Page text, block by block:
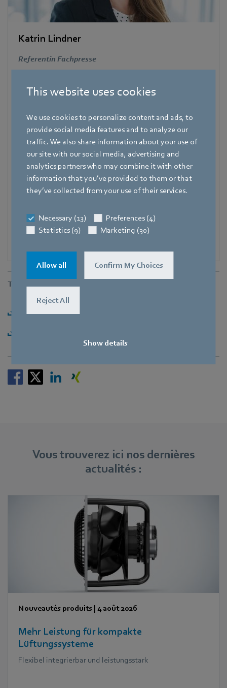
This website uses cookies
We use cookies to personalize content and ads, to
provide social media features and to analyze our
traffic. We also share information about your use of
our site with our social media, advertising and
analytics partners who may combine it with other
information that you’ve provided to them or that
they’ve collected from your use of their services.
Necessary (13)
Preferences (4)
Statistics (9)
Marketing (30)
Allow all Confirm My Choices
Reject All
Show details
Katrin Lindner
Referentin Fachpresse
Amtstraße 85,74673 Mulfingen – Hollenbach
Téléphone
+49 7938 81-7006
Fax
+49 7938 81-97006
Courrier électronique
Katrin.Lindner@de.ebmpapst.com
Téléchargements
Vous trouverez ici nos dernières
actualités :
Nouveautés produits 4 août 2026
Mehr Leistung für kompakte
Lüftungssysteme
Flexibel integrierbar und leistungsstark